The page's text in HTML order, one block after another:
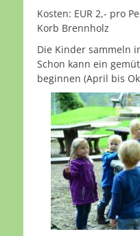
Kosten: EUR 2,- pro
Korb Brennholz
Die Kinder sammeln
Schon kann ein
beginnen (April bis